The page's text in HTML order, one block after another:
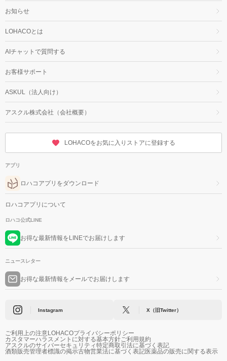
お知らせ
LOHACOとは
AIチャットで質問する
お客様サポート
ASKUL（法人向け）
アスクル株式会社（会社概要）
LOHACOをお気に入りストアに登録する
アプリ
ロハコアプリをダウンロード
ロハコアプリについて
ロハコ公式LINE
お得な最新情報をLINEでお届けします
ニュースレター
お得な最新情報をメールでお届けします
Instagram X（旧Twitter）
ご利用上の注意LOHACOプライバシーポリシー
カスタマーハラスメントに対する基本方針ご利用規約
アスクルのサイバーセキュリティ特定商取引法に基づく表記
酒類販売管理者標識の掲示古物営業法に基づく表記医薬品の販売に関する表示